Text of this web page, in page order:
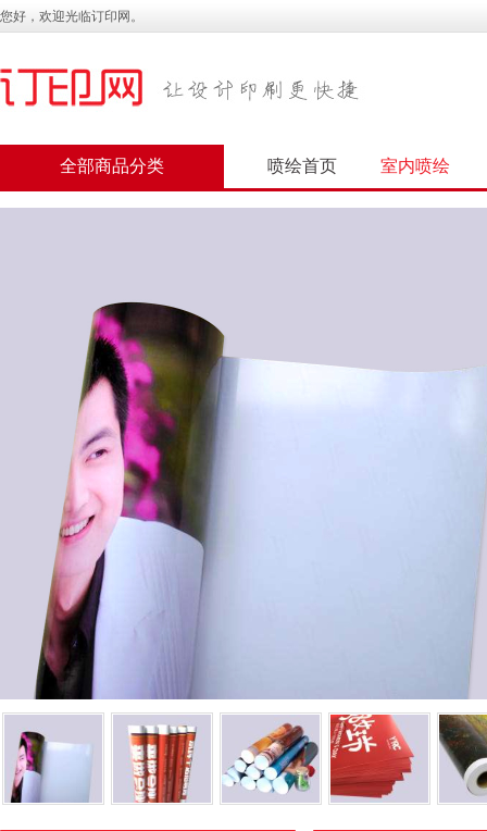
您好，欢迎光临订印网。
全部商品分类 喷绘首页 室内喷绘